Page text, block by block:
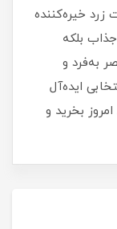
20 اینچی با کت زرد خیره‌کننده
بلکه
به‌فرد و
ایده‌آل
بخرید و